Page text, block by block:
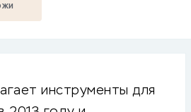
инструменты для